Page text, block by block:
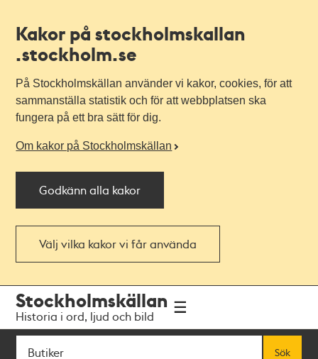
Kakor på stockholmskallan
.stockholm.se
På Stockholmskällan använder vi kakor, cookies, för att
sammanställa statistik och för att webbplatsen ska
fungera på ett bra sätt för dig.
Om kakor på Stockholmskällan
Godkänn alla kakor
Välj vilka kakor vi får använda
navigationen
huvudinnehållet
Stockholmskällan
Historia i ord, ljud och bild
Sök
Sök